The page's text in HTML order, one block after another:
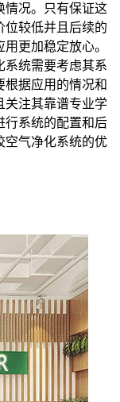
情况。只有保证这
位较低并且后续的
更加稳定放心。
系统需要考虑其系
根据应用的情况和
关注其靠谱专业学
行系统的配置和后
空气净化系统的优